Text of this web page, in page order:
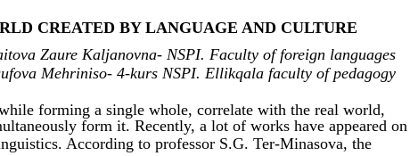
CREATED BY LANGUAGE AND CULTURE
Zaure Kaljanovna- NSPI. Faculty of foreign languages
Mehriniso- 4-kurs NSPI. Ellikqala faculty of pedagogy
forming a single whole, correlate with the real world,
form it. Recently, a lot of works have appeared on
According to professor S.G. Ter-Minasova, the